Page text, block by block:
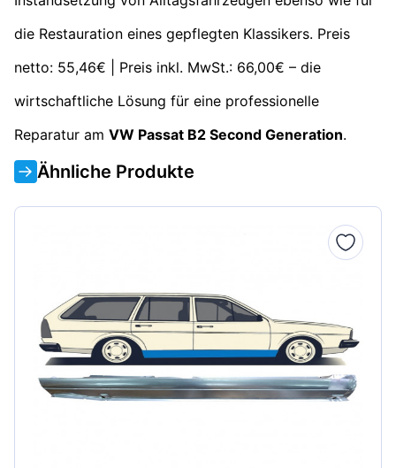
die Restauration eines gepflegten Klassikers. Preis
netto: 55,46€ | Preis inkl. MwSt.: 66,00€ – die
wirtschaftliche Lösung für eine professionelle
Reparatur am VW Passat B2 Second Generation.
Ähnliche Produkte